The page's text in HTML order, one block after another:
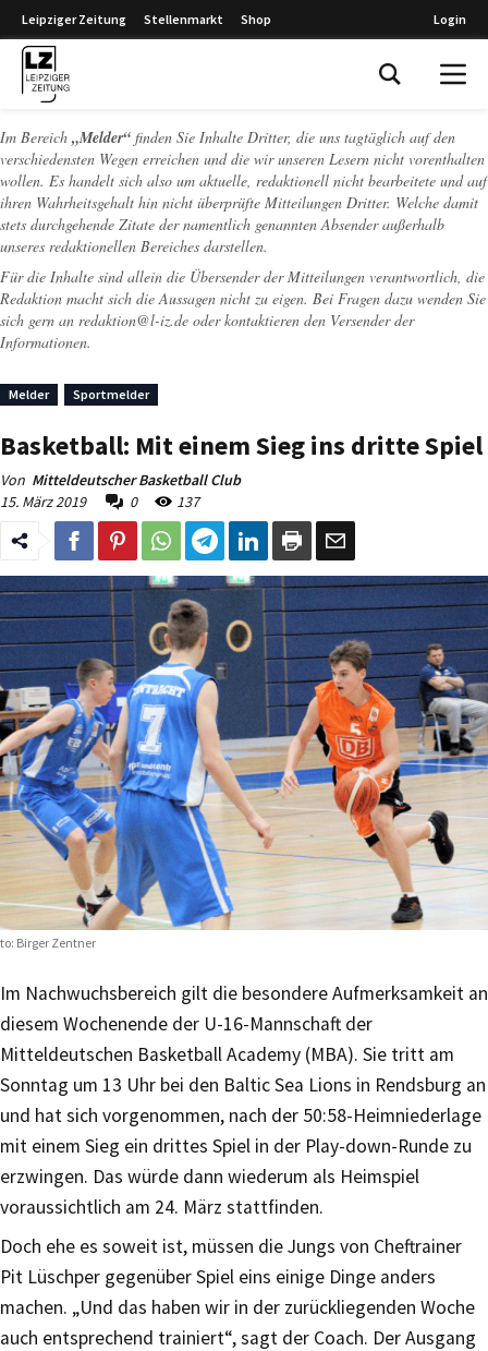
Leipziger Zeitung Stellenmarkt Shop Login
Im Bereich „Melder“ finden Sie Inhalte Dritter, die uns tagtäglich auf den
verschiedensten Wegen erreichen und die wir unseren Lesern nicht vorenthalten
wollen. Es handelt sich also um aktuelle, redaktionell nicht bearbeitete und auf
ihren Wahrheitsgehalt hin nicht überprüfte Mitteilungen Dritter. Welche damit
stets durchgehende Zitate der namentlich genannten Absender außerhalb
unseres redaktionellen Bereiches darstellen.
Für die Inhalte sind allein die Übersender der Mitteilungen verantwortlich, die
Redaktion macht sich die Aussagen nicht zu eigen. Bei Fragen dazu wenden Sie
sich gern an redaktion@l-iz.de oder kontaktieren den Versender der
Informationen.
Melder Sportmelder
Basketball: Mit einem Sieg ins dritte Spiel
Von Mitteldeutscher Basketball Club
15. März 2019
0 137
Birger Zentner
Im Nachwuchsbereich gilt die besondere Aufmerksamkeit an
diesem Wochenende der U-16-Mannschaft der
Mitteldeutschen Basketball Academy (MBA). Sie tritt am
Sonntag um 13 Uhr bei den Baltic Sea Lions in Rendsburg an
und hat sich vorgenommen, nach der 50:58-Heimniederlage
mit einem Sieg ein drittes Spiel in der Play-down-Runde zu
erzwingen. Das würde dann wiederum als Heimspiel
voraussichtlich am 24. März stattfinden.
Doch ehe es soweit ist, müssen die Jungs von Cheftrainer
Pit Lüschper gegenüber Spiel eins einige Dinge anders
machen. „Und das haben wir in der zurückliegenden Woche
auch entsprechend trainiert“, sagt der Coach. Der Ausgang